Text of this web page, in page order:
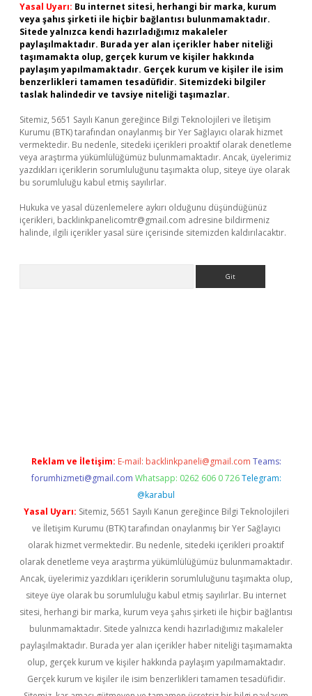
Yasal Uyarı: Bu internet sitesi, herhangi bir marka, kurum
veya şahıs şirketi ile hiçbir bağlantısı bulunmamaktadır.
Sitede yalnızca kendi hazırladığımız makaleler
paylaşılmaktadır. Burada yer alan içerikler haber niteliği
taşımamakta olup, gerçek kurum ve kişiler hakkında
paylaşım yapılmamaktadır. Gerçek kurum ve kişiler ile isim
benzerlikleri tamamen tesadüfidir. Sitemizdeki bilgiler
taslak halindedir ve tavsiye niteliği taşımazlar.
Sitemiz, 5651 Sayılı Kanun gereğince Bilgi Teknolojileri ve İletişim
Kurumu (BTK) tarafından onaylanmış bir Yer Sağlayıcı olarak hizmet
vermektedir. Bu nedenle, sitedeki içerikleri proaktif olarak denetleme
veya araştırma yükümlülüğümüz bulunmamaktadır. Ancak, üyelerimiz
yazdıkları içeriklerin sorumluluğunu taşımakta olup, siteye üye olarak
bu sorumluluğu kabul etmiş sayılırlar.
Hukuka ve yasal düzenlemelere aykırı olduğunu düşündüğünüz
içerikleri, backlinkpanelicomtr@gmail.com adresine bildirmeniz
halinde, ilgili içerikler yasal süre içerisinde sitemizden kaldırılacaktır.
Reklam ve İletişim: E-mail: backlinkpaneli@gmail.com Teams:
forumhizmeti@gmail.com Whatsapp: 0262 606 0 726 Telegram:
@karabul
Yasal Uyarı: Sitemiz, 5651 Sayılı Kanun gereğince Bilgi Teknolojileri
ve İletişim Kurumu (BTK) tarafından onaylanmış bir Yer Sağlayıcı
olarak hizmet vermektedir. Bu nedenle, sitedeki içerikleri proaktif
olarak denetleme veya araştırma yükümlülüğümüz bulunmamaktadır.
Ancak, üyelerimiz yazdıkları içeriklerin sorumluluğunu taşımakta olup,
siteye üye olarak bu sorumluluğu kabul etmiş sayılırlar. Bu internet
sitesi, herhangi bir marka, kurum veya şahıs şirketi ile hiçbir bağlantısı
bulunmamaktadır. Sitede yalnızca kendi hazırladığımız makaleler
paylaşılmaktadır. Burada yer alan içerikler haber niteliği taşımamakta
olup, gerçek kurum ve kişiler hakkında paylaşım yapılmamaktadır.
Gerçek kurum ve kişiler ile isim benzerlikleri tamamen tesadüfidir.